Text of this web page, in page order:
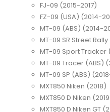
FJ-09 (2015-2017)
FZ-09 (USA) (2014-
MT-09 (ABS) (2014-
MT-09 SR Street
MT-09 Sport Tracker
MT-09 Tracer (ABS)
MT-09 SP (ABS)
MXT850 Niken (2018)
MXT850 D Niken
MXT850 D Niken GT